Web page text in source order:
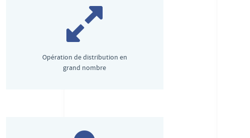
Opération de distribution en
grand nombre